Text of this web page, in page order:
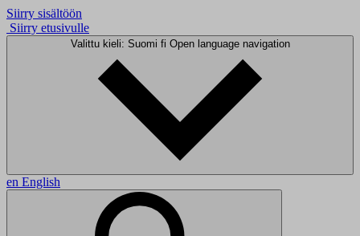
Siirry sisältöön
Siirry etusivulle
Valittu kieli: Suomi fi Open language navigation
en English